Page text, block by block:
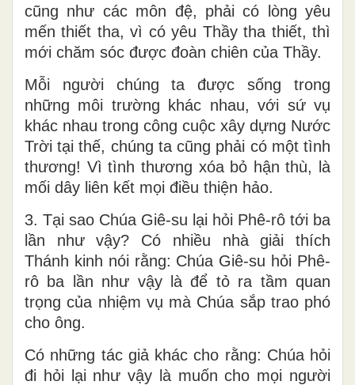
cũng như các môn đệ, phải có lòng yêu
mến thiết tha, vì có yêu Thầy tha thiết, thì
mới chăm sóc được đoàn chiên của Thầy.
Mỗi người chúng ta được sống trong
những môi trường khác nhau, với sứ vụ
khác nhau trong công cuộc xây dựng Nước
Trời tại thế, chúng ta cũng phải có một tình
thương! Vì tình thương xóa bỏ hận thù, là
mối dây liên kết mọi điều thiện hảo.
3. Tại sao Chúa Giê-su lại hỏi Phê-rô tới ba
lần như vậy? Có nhiều nhà giải thích
Thánh kinh nói rằng: Chúa Giê-su hỏi Phê-
rô ba lần như vậy là để tỏ ra tầm quan
trọng của nhiệm vụ mà Chúa sắp trao phó
cho ông.
Có những tác giả khác cho rằng: Chúa hỏi
đi hỏi lại như vậy là muốn cho mọi người